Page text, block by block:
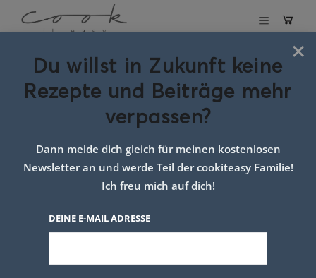
Überbackenes Dunglbrot
mit Speck und Käse
×
Du willst in Zukunft keine
Rezepte und Beiträge mehr
verpassen?
Dann melde dich gleich für meinen kostenlosen
Newsletter an und werde Teil der cookiteasy Familie!
Ich freu mich auf dich!
DEINE E-MAIL ADRESSE